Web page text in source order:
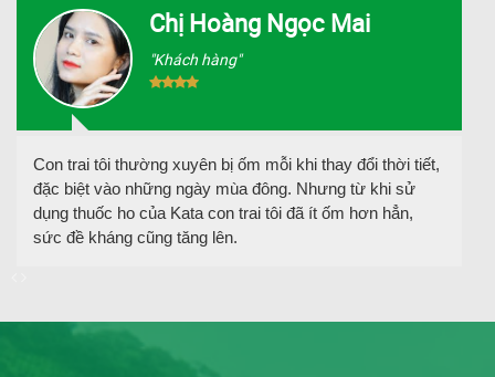
Chị Hoàng Ngọc Mai
"Khách hàng"
Con trai tôi thường xuyên bị ốm mỗi khi thay đổi thời tiết,
đặc biệt vào những ngày mùa đông. Nhưng từ khi sử
dụng thuốc ho của Kata con trai tôi đã ít ốm hơn hẳn,
sức đề kháng cũng tăng lên.